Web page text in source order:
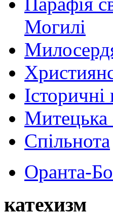
Могилі
Історичні
Митецька
Спільнота
Оранта-
катехизм